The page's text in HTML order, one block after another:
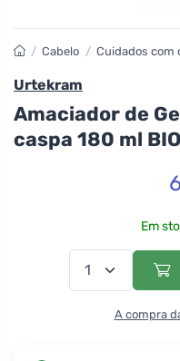
/ Cabelo / Cuidados com
Urtekram
Amaciador de
caspa 180 ml BIO
Em
A compra